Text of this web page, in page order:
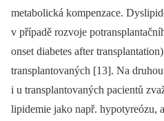
metabolická kompenzace.
v případě rozvoje
onset diabetes after
transplantovaných [13]. Na
i u transplantovaných pacientů
lipidemie jako např. hypotyreózu,